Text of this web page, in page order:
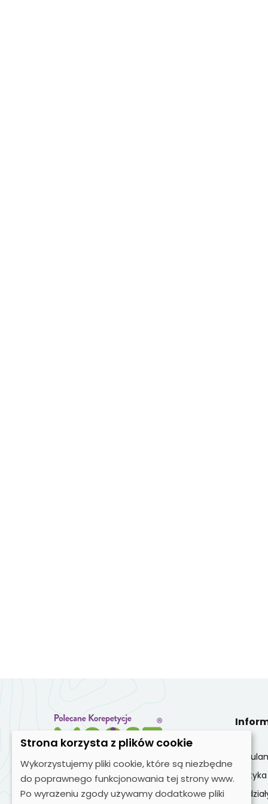
Zobacz nas na:
Strona korzysta z plików cookie
Wykorzystujemy pliki cookie, które są niezbędne
do poprawnego funkcjonowania tej strony www.
Po wyrażeniu zgody używamy dodatkowe pliki